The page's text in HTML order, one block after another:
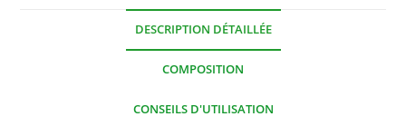
DESCRIPTION DÉTAILLÉE
COMPOSITION
CONSEILS D'UTILISATION